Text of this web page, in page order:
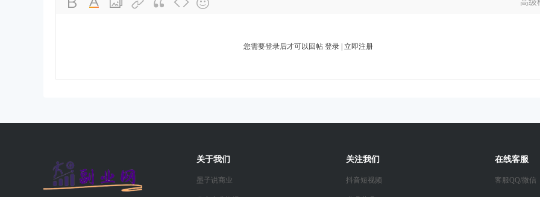
高级
您需要登录后才可以回帖 登录| 立即注册
关于我们
墨子说商业
关注我们
抖音短视频
在线客服
客服QQ/微信